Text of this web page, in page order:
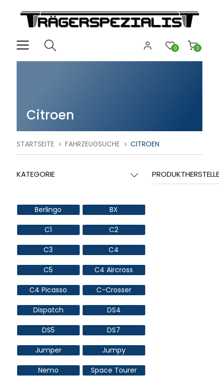
0
0
Citroen
STARTSEITE FAHRZEUGSUCHE CITROEN
KATEGORIE
Berlingo BX
C1 C2
C3 C4
C5 C4 Aircross
C4 Picasso C-Crosser
Dispatch DS4
DS5 DS7
Jumper Jumpy
Nemo Space Tourer